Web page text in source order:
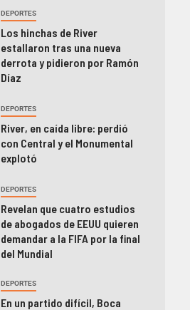
DEPORTES
Los hinchas de River
estallaron tras una nueva
derrota y pidieron por Ramón
Díaz
DEPORTES
River, en caída libre: perdió
con Central y el Monumental
explotó
DEPORTES
Revelan que cuatro estudios
de abogados de EEUU quieren
demandar a la FIFA por la final
del Mundial
DEPORTES
En un partido difícil, Boca